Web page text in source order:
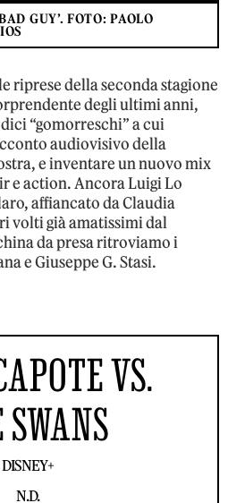
GUY’. FOTO: PAOLO
riprese della seconda stagione
degli ultimi anni,
“gomorreschi” a cui
audiovisivo della
e inventare un nuovo mix
e action. Ancora Luigi Lo
affiancato da Claudia
volti già amatissimi dal
da presa ritroviamo i
e Giuseppe G. Stasi.
VS.
DISNEY+
N.D.